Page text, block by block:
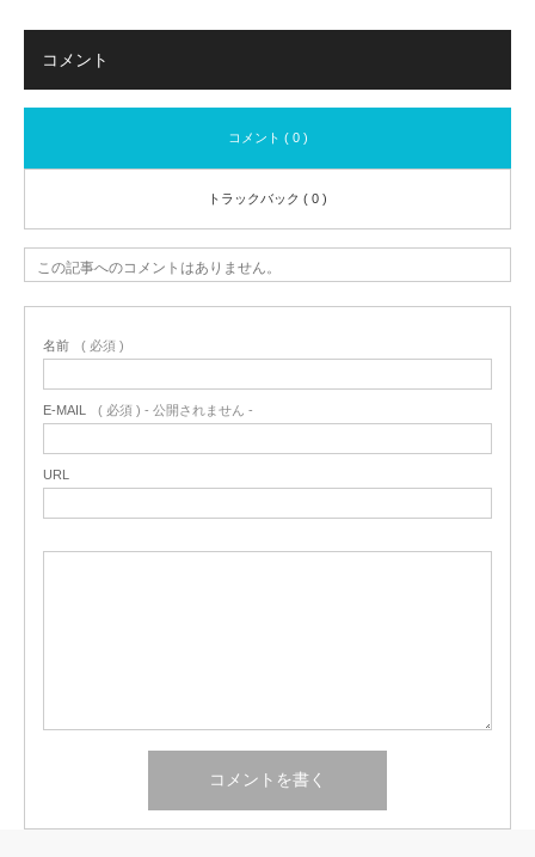
コメント
コメント ( 0 )
トラックバック ( 0 )
この記事へのコメントはありません。
名前 ( 必須 )
E-MAIL ( 必須 ) - 公開されません -
URL